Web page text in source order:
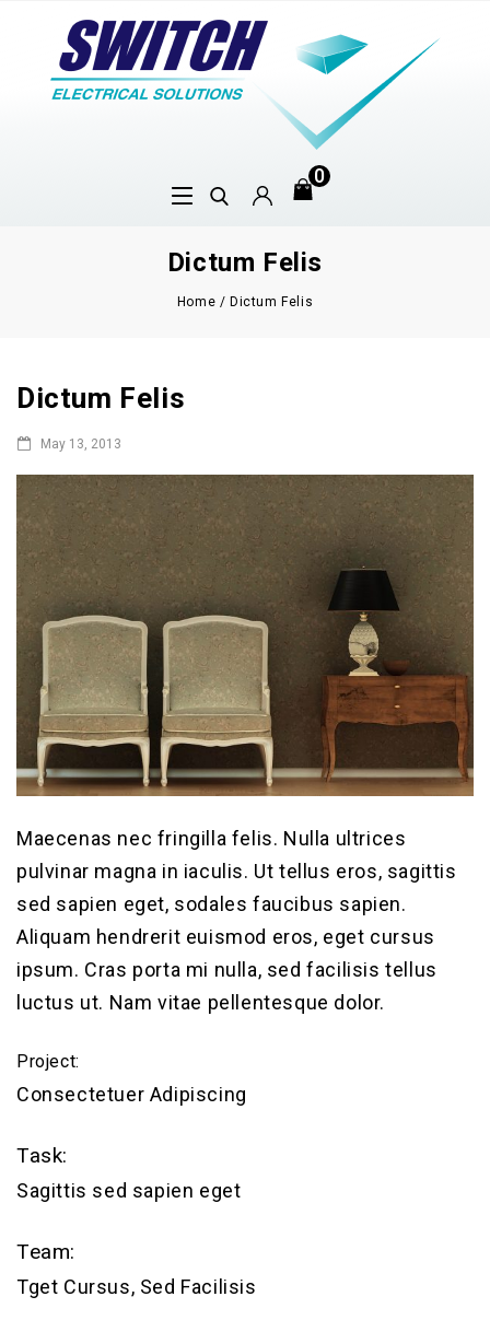
0
Dictum Felis
Home / Dictum Felis
Dictum Felis
May 13, 2013
Maecenas nec fringilla felis. Nulla ultrices
pulvinar magna in iaculis. Ut tellus eros, sagittis
sed sapien eget, sodales faucibus sapien.
Aliquam hendrerit euismod eros, eget cursus
ipsum. Cras porta mi nulla, sed facilisis tellus
luctus ut. Nam vitae pellentesque dolor.
Project:
Consectetuer Adipiscing
Task:
Sagittis sed sapien eget
Team:
Tget Cursus, Sed Facilisis